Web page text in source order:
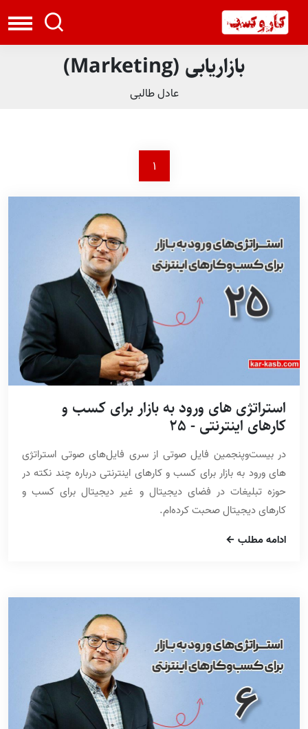
بازاریابی (Marketing)
عادل طالبی
1
استراتژی های ورود به بازار برای کسب و
کارهای اینترنتی - 25
در بیست‌وپنجمین فایل صوتی از سری فایل‌های صوتی استراتژی
های ورود به بازار برای کسب و کارهای اینترنتی درباره چند نکته در
حوزه تبلیغات در فضای دیجیتال و غیر دیجیتال برای کسب و
کارهای دیجیتال صحبت کرده‌ام.
ادامه مطلب